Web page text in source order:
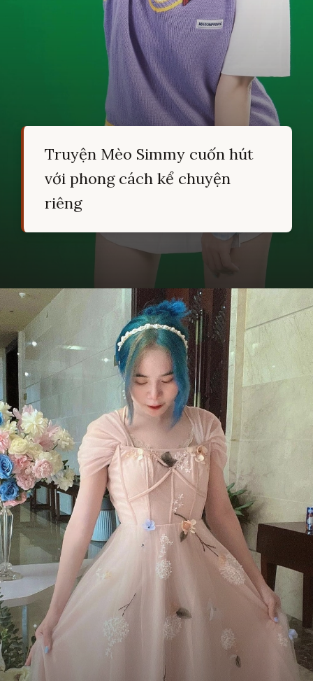
Truyện Mèo Simmy cuốn hút
với phong cách kể chuyện
riêng
Đang mở https://hocsinhgioi.vn/meo-simmy